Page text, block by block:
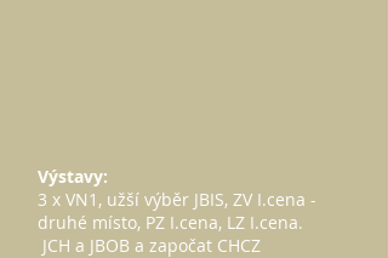
Výstavy:
3 x VN1, užší výběr JBIS, ZV I.cena -
druhé místo, PZ I.cena, LZ I.cena.
JCH a JBOB a započat CHCZ